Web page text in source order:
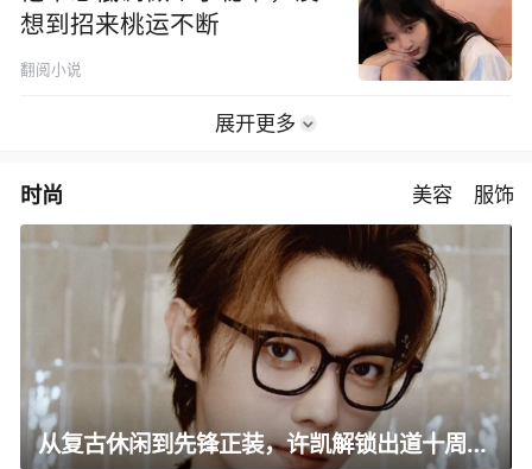
想到招来桃运不断
翻阅小说
展开更多
时尚 美容 服饰
从复古休闲到先锋正装，许凯解锁出道十周年大片